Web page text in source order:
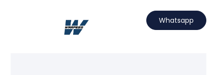
Whatsapp